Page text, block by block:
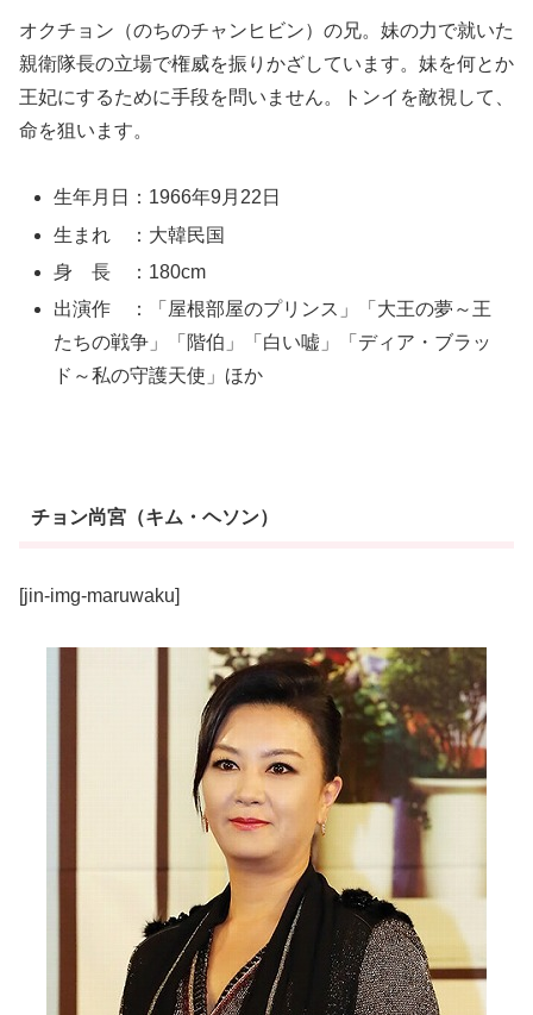
オクチョン（のちのチャンヒビン）の兄。妹の力で就いた
親衛隊長の立場で権威を振りかざしています。妹を何とか
王妃にするために手段を問いません。トンイを敵視して、
命を狙います。
生年月日：1966年9月22日
生まれ ：大韓民国
身 長 ：180cm
出演作 ：「屋根部屋のプリンス」「大王の夢～王
たちの戦争」「階伯」「白い嘘」「ディア・ブラッ
ド～私の守護天使」ほか
チョン尚宮（キム・ヘソン）
[jin-img-maruwaku]